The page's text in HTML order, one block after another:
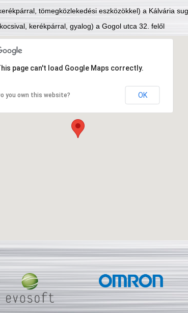
tömegközlekedési eszközökkel) a Kálvária
kerékpárral, gyalog) a Gogol utca 32. felől
page can't load Google Maps correctly.
you own this website? OK